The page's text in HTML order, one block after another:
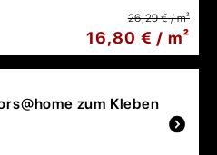
26,29 € / m²
16,80 € / m²
zum Kleben